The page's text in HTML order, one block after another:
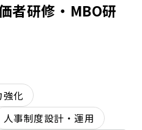
者研修・MBO研
強化
人事制度設計・運用